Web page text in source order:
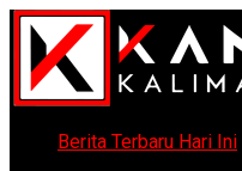
Berita Terbaru Hari Ini